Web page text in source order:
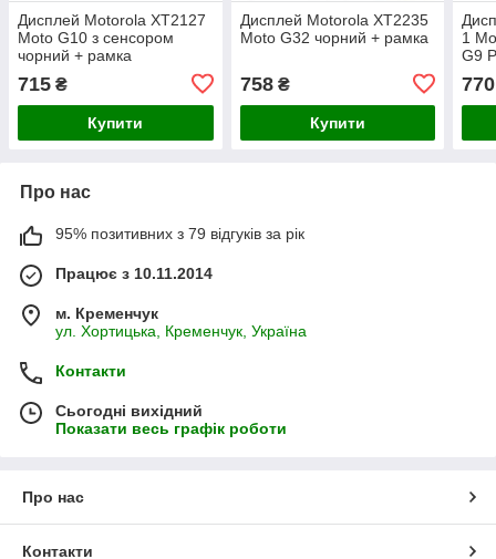
Дисплей Motorola XT2127
Moto G10 з сенсором
чорний + рамка
715 ₴
Купити
Дисплей Motorola XT2235
Moto G32 чорний + рамка
758₴
Купити
1
G9
770
Про нас
95% позитивних з 79 відгуків за рік
Працює з 10.11.2014
м. Кременчук
ул. Хортицька, Кременчук, Україна
Контакти
Сьогодні вихідний
Показати весь графік роботи
Про нас
Контакти